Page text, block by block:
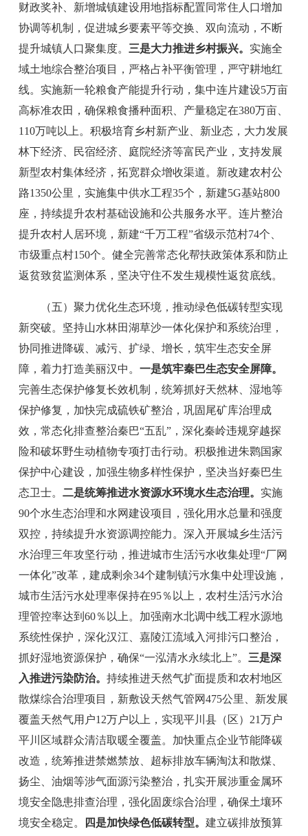
财政奖补、新增城镇建设用地指标配置同常住人口增加
协调等机制，促进城乡要素平等交换、双向流动，不断
提升城镇人口聚集度。 三是大力推进乡村振兴。 实施全
域土地综合整治项目，严格占补平衡管理，严守耕地红
线。实施新一轮粮食产能提升行动， 集中连片建设5万亩
高标准农田，确保粮食播种面积、产量稳定在380万亩、
110万吨以上。积极培育乡村新产业、新业态，大力发展
林下经济、民宿经济、庭院经济等富民产业，支持发展
新型农村集体经济，拓宽群众增收渠道。新改建农村公
路1350公里，实施集中供水工程35个，新建5G基站800
座，持续提升农村基础设施和公共服务水平。连片整治
提升农村人居环境，新建“千万工程”省级示范村74个、
市级重点村150个。健全完善常态化帮扶政策体系和防止
返贫致贫监测体系，坚决守住不发生规模性返贫底线。
（五）聚力优化生态环境，推动绿色低碳转型实现
新突破。 坚持山水林田湖草沙一体化保护和系统治理，
协同推进降碳、减污、扩绿、增长，筑牢生态安全屏
障，着力打造美丽汉中。 一是筑牢秦巴生态安全屏障。
完善生态保护修复长效机制，统筹抓好天然林、湿地等
保护修复，加快完成硫铁矿整治，巩固尾矿库治理成
效， 常态化排查整治秦巴“五乱” ，深化秦岭违规穿越探
险和破坏野生动植物专项打击行动。积极推进朱鹮国家
保护中心建设，加强生物多样性保护，坚决当好秦巴生
态卫士。 二是统筹推进水资源水环境水生态治理。 实施
90个水生态治理和水网建设项目，强化用水总量和强度
双控，持续提升水资源调控能力。深入开展城乡生活污
水治理三年攻坚行动，推进城市生活污水收集处理“厂网
一体化”改革， 建成剩余34个建制镇污水集中处理设施，
城市生活污水处理率保持在95％ 以上，农村生活污水治
理管控率达到 60％ 以上。加强南水北调中线工程水源地
系统性保护，深化汉江、嘉陵江流域入河排污口整治，
抓好湿地资源保护， 确保“一泓清水永续北上”。 三是深
入推进污染防治。 持续推进天然气扩面提质和农村地区
散煤综合治理项目，新敷设天然气管网475公里、新发展
覆盖天然气用户12万户以上，实现平川县（区） 21万户
平川区域群众清洁取暖全覆盖。加快重点企业节能降碳
改造，统筹推进禁燃禁放、超标排放车辆淘汰和散煤、
扬尘、油烟等涉气面源污染整治，扎实开展涉重金属环
境安全隐患排查治理，强化固废综合治理，确保土壤环
境安全稳定。
四是加快绿色低碳转型。 建立碳排放预算